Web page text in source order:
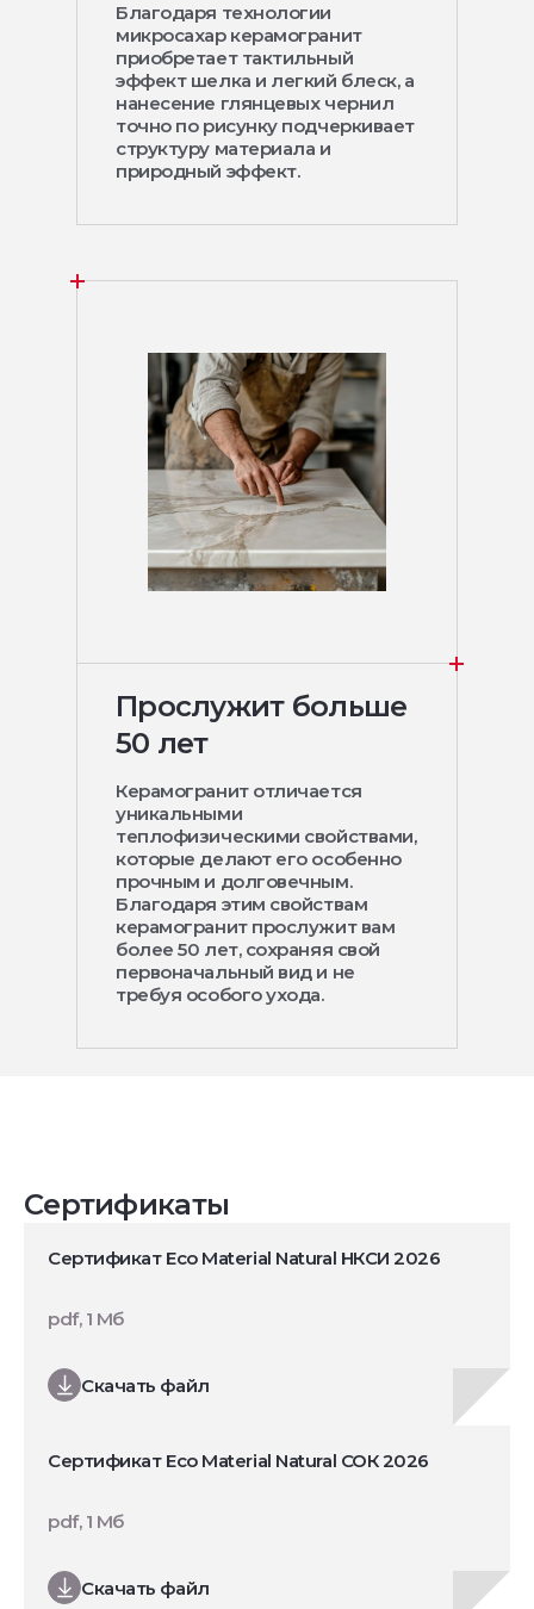
Благодаря технологии
микросахар керамогранит
приобретает тактильный
эффект шелка и легкий блеск, а
нанесение глянцевых чернил
точно по рисунку подчеркивает
структуру материала и
природный эффект.
Прослужит больше
50 лет
Керамогранит отличается
уникальными
теплофизическими свойствами,
которые делают его особенно
прочным и долговечным.
Благодаря этим свойствам
керамогранит прослужит вам
более 50 лет, сохраняя свой
первоначальный вид и не
требуя особого ухода.
Сертификаты
Сертификат Eco Material Natural НКСИ 2026
Скачать файл
pdf, 1 Мб
Сертификат Eco Material Natural СОК 2026
Скачать файл
pdf, 1 Мб